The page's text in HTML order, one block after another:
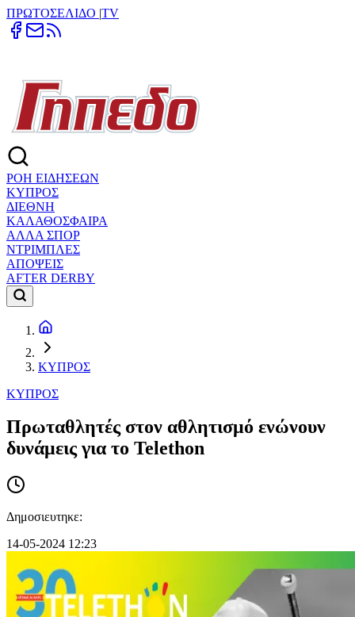
ΠΡΩΤΟΣΕΛΙΔΟ |TV
ΡΟΗ ΕΙΔΗΣΕΩΝ
ΚΥΠΡΟΣ
ΔΙΕΘΝΗ
ΚΑΛΑΘΟΣΦΑΙΡΑ
ΑΛΛΑ ΣΠΟΡ
ΝΤΡΙΜΠΛΕΣ
ΑΠΟΨΕΙΣ
AFTER DERBY
ΚΥΠΡΟΣ
ΚΥΠΡΟΣ
Πρωταθλητές στον αθλητισμό ενώνουν
δυνάμεις για το Telethon
Δημοσιευτηκε:
14-05-2024 12:23